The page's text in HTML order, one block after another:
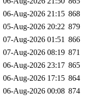
06-Aug-2026 21:15 868
05-Aug-2026 20:22 879
07-Aug-2026 01:51 866
07-Aug-2026 08:19 871
06-Aug-2026 23:17 865
06-Aug-2026 17:15 864
06-Aug-2026 00:08 874